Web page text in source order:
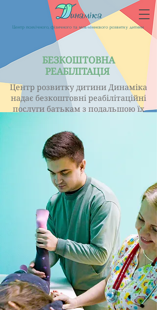
Центр психічного, фізичного та мовленнєвого розвитку дитини
БЕЗКОШТОВНА
РЕАБІЛІТАЦІЯ
Центр розвитку дитини Динаміка
надає безкоштовні реабілітаційні
послуги батькам з подальшою їх